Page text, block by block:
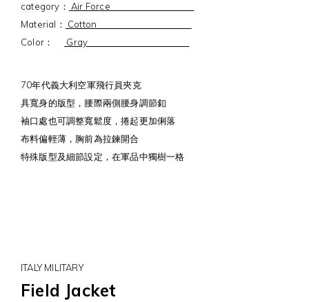
category： Air Force
Material： Cotton
Color：
Gray
70年代義大利空軍飛行員夾克
具寬身的版型，腰際兩側腰身調節釦
袖口處也可調整寬鬆度，捲起更加俐落
布料偏輕薄，胸前為拉鍊開合
特殊版型及細節設定，在軍品中獨樹一格
ITALY MILITARY
Field Jacket